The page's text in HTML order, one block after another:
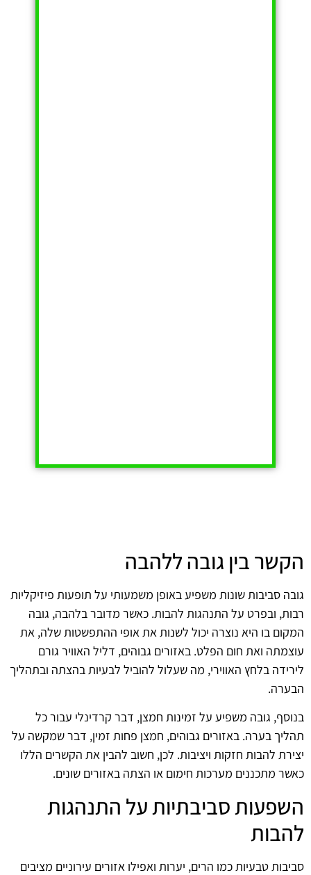
הקשר בין גובה ללהבה
גובה סביבות שונות משפיע באופן משמעותי על תופעות פיזיקליות
רבות, ובפרט על התנהגות להבות. כאשר מדובר בלהבה, גובה
המקום בו היא נוצרה יכול לשנות את אופי ההתפשטות שלה, את
עוצמתה ואת חום הפלט. באזורים גבוהים, דליל האוויר גורם
לירידה בלחץ האווירי, מה שעלול להוביל לבעיות בהצתה ובתהליך
הבערה.
בנוסף, גובה משפיע על זמינות חמצן, דבר קרדינלי עבור כל
תהליך בערה. באזורים גבוהים, חמצן פחות זמין, דבר שמקשה על
יצירת להבות חזקות ויציבות. לכן, חשוב להבין את הקשרים הללו
כאשר מתכננים מערכות חימום או הצתה באזורים שונים.
השפעות סביבתיות על התנהגות
להבות
סביבות טבעיות כמו הרים, יערות ואפילו אזורים עירוניים מציבים